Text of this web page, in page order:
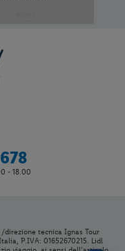
- 18.00
direzione tecnica Ignas Tour
P.IVA: 01652670215. Lidl
evidenziato